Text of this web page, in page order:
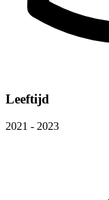
Leeftijd
2021 - 2023